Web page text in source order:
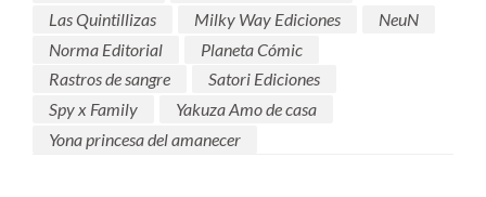
Las Quintillizas
Milky Way Ediciones
NeuN
Norma Editorial
Planeta Cómic
Rastros de sangre
Satori Ediciones
Spy x Family
Yakuza Amo de casa
Yona princesa del amanecer